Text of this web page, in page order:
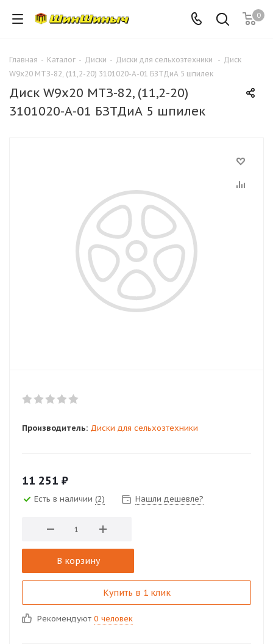
0
Главная - Каталог - Диски - Диски для сельхозтехники - Диск
W9х20 МТЗ-82, (11,2-20) 3101020-А-01 БЗТДиА 5 шпилек
Диск W9х20 МТЗ-82, (11,2-20)
3101020-А-01 БЗТДиА 5 шпилек
Производитель: Диски для сельхозтехники
11 251 ₽
Есть в наличии (2) Нашли дешевле?
В корзину
Купить в 1 клик
Рекомендуют 0 человек